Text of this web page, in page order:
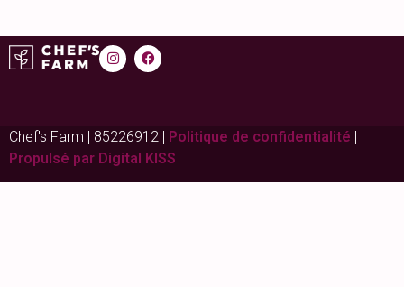
Chef's Farm | 85226912 | Politique de confidentialité |
Propulsé par Digital KISS